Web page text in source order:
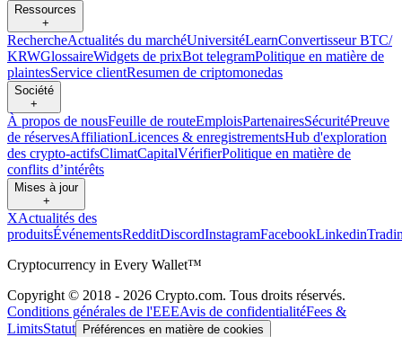
Ressources
+
RechercheActualités du marchéUniversitéLearnConvertisseur BTC/
KRWGlossaireWidgets de prixBot telegramPolitique en matière de
plaintesService clientResumen de criptomonedas
Société
+
À propos de nousFeuille de routeEmploisPartenairesSécuritéPreuve
de réservesAffiliationLicences & enregistrementsHub d'exploration
des crypto-actifsClimatCapitalVérifierPolitique en matière de
conflits d’intérêts
Mises à jour
+
XActualités des
produitsÉvénementsRedditDiscordInstagramFacebookLinkedin
Cryptocurrency in Every Wallet™
Copyright © 2018 - 2026 Crypto.com. Tous droits réservés.
Conditions générales de l'EEEAvis de confidentialitéFees &
LimitsStatut Préférences en matière de cookies